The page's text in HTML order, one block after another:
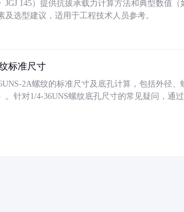
JGJ 145）提供抗拔承载力计算方法和典型数值
及选型建议，适用于工程技术人员参考。
标准尺寸
2A螺纹的标准尺寸及底孔计算，包括外径
。针对1/4-36UNS螺纹底孔尺寸的常见疑问，